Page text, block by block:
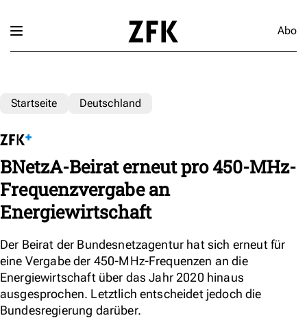
Abo
Startseite Deutschland
BNetzA-Beirat erneut pro 450-MHz-
Frequenzvergabe an
Energiewirtschaft
Der Beirat der Bundesnetzagentur hat sich erneut für
eine Vergabe der 450-MHz-Frequenzen an die
Energiewirtschaft über das Jahr 2020 hinaus
ausgesprochen. Letztlich entscheidet jedoch die
Bundesregierung darüber.